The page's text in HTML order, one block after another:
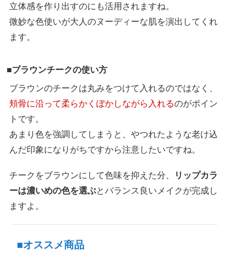
立体感を作り出すのにも活用されますね。
微妙な色使いが大人のヌーディーな肌を演出してくれ
ます。
■ブラウンチークの使い方
ブラウンのチークは丸みをつけて入れるのではなく、
頬骨に沿って柔らかくぼかしながら入れるのがポイン
トです。
あまり色を強調してしまうと、やつれたような老け込
んだ印象になりがちですから注意したいですね。
チークをブラウンにして色味を抑えた分、
リップカラ
ーは濃いめの色を選ぶとバランス良いメイクが完成し
ますよ。
■オススメ商品